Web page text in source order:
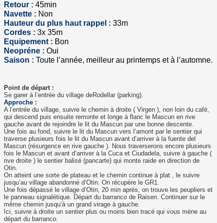
Retour : 45min
Navette : Non
Hauteur du plus haut rappel : 33m
Cordes : 3x 35m
Equipement : Bon
Neopréne : Oui
Saison : Toute l’année, meilleur au printemps et à l’automne.
Point de départ :
Se garer à l’entrée du village deRodellar (parking).
Approche :
A l’entrée du village, suivre le chemin à droite ( Virgen ), non loin du café,
qui descend puis ensuite remonte et longe à flanc le Mascun en rive
gauche avant de rejoindre le lit du Mascun par une bonne descente.
Une fois au fond, suivre le lit du Mascun vers l’amont par le sentier qui
traverse plusieurs fois le lit du Mascun avant d’arriver à la fuente del
Mascun (résurgence en rive gauche ). Nous traverserons encore plusieurs
fois le Mascun et avant d’arriver à la Cuca et Ciudadela, suivre à gauche (
rive droite ) le sentier balisé (pancarte) qui monte raide en direction de
Otin.
On atteint une sorte de plateau et le chemin continue à plat , le suivre
jusqu’au village abandonné d’Otin. On récupère le GR1.
Une fois dépassé le village d’Otin, 20 min après, on trouve les peupliers et
le panneau signalétique. Départ du barranco de Raisen. Continuer sur le
même chemin jusqu’à un grand virage à gauche.
Ici, suivre à droite un sentier plus ou moins bien tracé qui vous mène au
départ du barranco.